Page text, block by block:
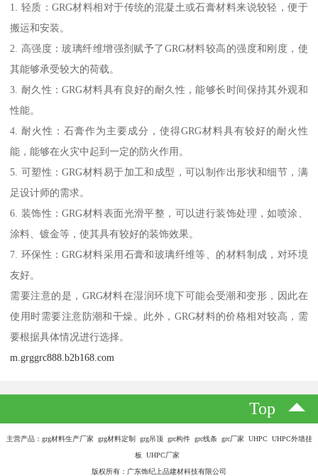
1. 轻质：GRG材料相对于传统的混凝土或石膏材料来说较轻，便于
搬运和安装。
2. 高强度：玻璃纤维增强剂赋予了GRG材料较高的强度和刚度，使
其能够承受较大的荷载。
3. 耐久性：GRG材料具有良好的耐久性，能够长时间保持其外观和
性能。
4. 耐火性：石膏作为主要成分，使得GRG材料具有较好的耐火性
能，能够在火灾中起到一定的防火作用。
5. 可塑性：GRG材料易于加工和成型，可以制作出形状和细节，满
足设计师的需求。
6. 装饰性：GRG材料表面光滑平整，可以进行装饰处理，如喷涂、
涂料、镀金等，使其具有较好的装饰效果。
7. 环保性：GRG材料采用石膏和玻璃纤维等、的材料制成，对环境
友好。
需要注意的是，GRG材料在湿润环境下可能会受潮和变形，因此在
使用时需要注意防潮和干燥。此外，GRG材料的价格相对较高，需
要根据具体情况进行选择。
m.grggrc888.b2b168.com
Top
主营产品：grg材料生产厂家 grg材料定制 grg吊顶 grc构件 grc线条 grc厂家 UHPC UHPC外墙挂
板 UHPC厂家
版权所有：广东饰纪上品建材科技有限公司